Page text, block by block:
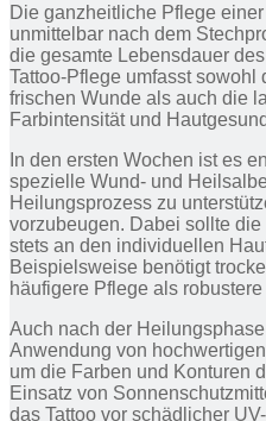
Die ganzheitliche Pflege
unmittelbar nach dem
die gesamte Lebensdauer
Tattoo-Pflege umfasst
frischen Wunde als auch die
Farbintensität und
In den ersten Wochen ist es
spezielle Wund- und
Heilungsprozess zu
vorzubeugen. Dabei sollte
stets an den individuellen
Beispielsweise benötigt
häufigere Pflege als
Auch nach der
Anwendung von
um die Farben und Konturen
Einsatz von
das Tattoo vor schädlicher